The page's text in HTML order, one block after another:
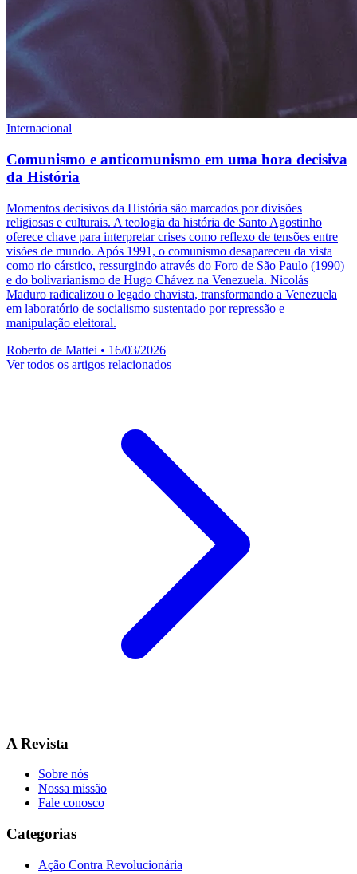
Internacional
Comunismo e anticomunismo em uma hora decisiva
da História
Momentos decisivos da História são marcados por divisões
religiosas e culturais. A teologia da história de Santo Agostinho
oferece chave para interpretar crises como reflexo de tensões entre
visões de mundo. Após 1991, o comunismo desapareceu da vista
como rio cárstico, ressurgindo através do Foro de São Paulo (1990)
e do bolivarianismo de Hugo Chávez na Venezuela. Nicolás
Maduro radicalizou o legado chavista, transformando a Venezuela
em laboratório de socialismo sustentado por repressão e
manipulação eleitoral.
Roberto de Mattei • 16/03/2026
Ver todos os artigos relacionados
A Revista
Sobre nós
Nossa missão
Fale conosco
Categorias
Ação Contra Revolucionária